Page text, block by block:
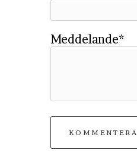
Meddelande*
KOMMENTERA